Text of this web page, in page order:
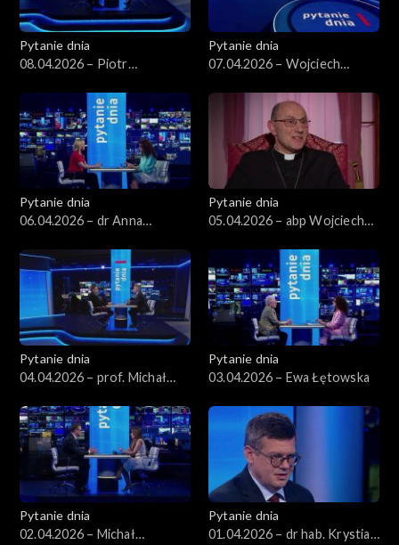
Pytanie dnia
08.04.2026 – Piotr
Pytanie dnia
07.04.2026 – Wojciech
Pytanie dnia
06.04.2026 – dr Anna
Pytanie dnia
05.04.2026 – abp Wojciech
Pytanie dnia
04.04.2026 – prof. Michał
Pytanie dnia
03.04.2026 – Ewa Łętowska
Pytanie dnia
02.04.2026 – Michał
Pytanie dnia
01.04.2026 – dr hab. Krystian